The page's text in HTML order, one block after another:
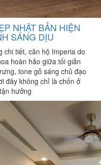
NHẬT BẢN HIỆN
SÁNG DỊU
chi tiết, căn hộ Imperia do
hoàn hảo giữa tối giản
tone gỗ sáng chủ đạo
đây không chỉ là chốn ở
hưởng